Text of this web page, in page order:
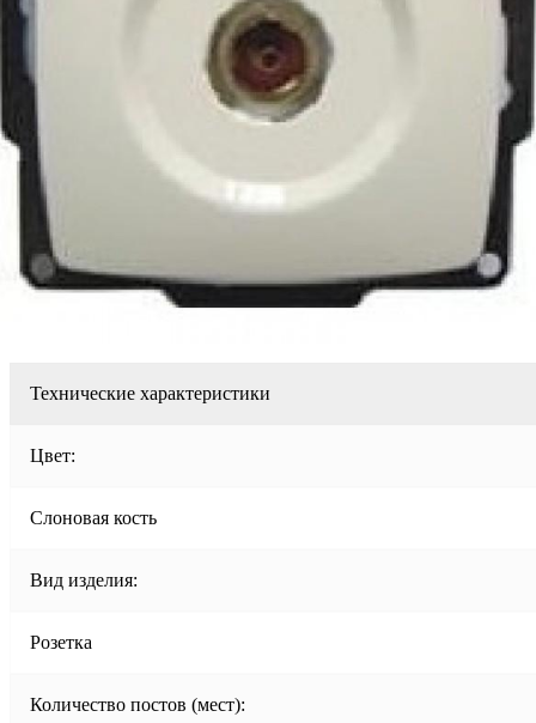
Технические характеристики
Цвет:
Слоновая кость
Вид изделия:
Розетка
Количество постов (мест):